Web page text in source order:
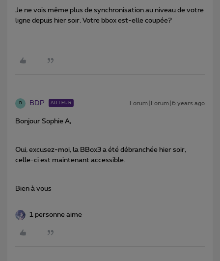
Je ne vois même plus de synchronisation au niveau de votre
ligne depuis hier soir. Votre bbox est-elle coupée?
B BDP AUTEUR Forum|Forum|6 years ago
Bonjour Sophie A,
Oui, excusez-moi, la BBox3 a été débranchée hier soir,
celle-ci est maintenant accessible.
Bien à vous
1 personne aime